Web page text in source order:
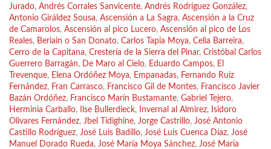
Jurado, Andrés Corrales Sanvicente, Andrés Rodríguez González,
Antonio Giráldez Sousa, Ascensión a La Sagra, Ascensión a la Cruz
de Camarolos, Ascensión al pico Lucero, Ascensión al pico de Los
Reales, Beriain o San Donato, Carlos Tapia Moya, Celia Barreira,
Cerro de la Capitana, Crestería de la Sierra del Pinar, Cristóbal Carlos
Guerrero Barragán, De Maro al Cielo, Eduardo Campos, El
Trevenque, Elena Ordóñez Moya, Empanadas, Fernando Ruiz
Fernández, Fran Carrasco, Francisco Gil de Montes, Francisco Javier
Bazán Ordóñez, Francisco Marín Bustamante, Gabriel Tejero,
Herminia Carballo, Ilse Bullerdieck, Invernal al Almirez, Isidoro
Olivares Fernández, Jbel Tidighine, Jorge Castrillo, José Antonio
Castillo Rodríguez, José Luis Badillo, José Luis Cuenca Díaz, José
Manuel Dorado Rueda, José María Moya Sánchez, José María